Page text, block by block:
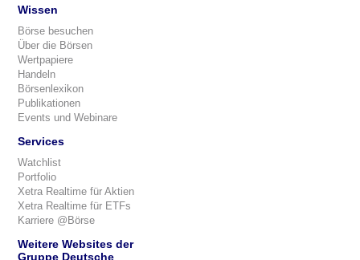
Wissen
Börse besuchen
Über die Börsen
Wertpapiere
Handeln
Börsenlexikon
Publikationen
Events und Webinare
Services
Watchlist
Portfolio
Xetra Realtime für Aktien
Xetra Realtime für ETFs
Karriere @Börse
Weitere Websites der
Gruppe Deutsche